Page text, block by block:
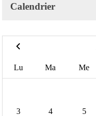
Calendrier
Lu Ma Me
3 4 5